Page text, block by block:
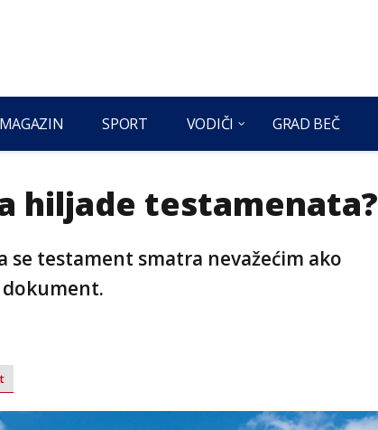
MAGAZIN SPORT VODIČI GRAD BEČ
hiljade testamenata?
se testament smatra nevažećim ako